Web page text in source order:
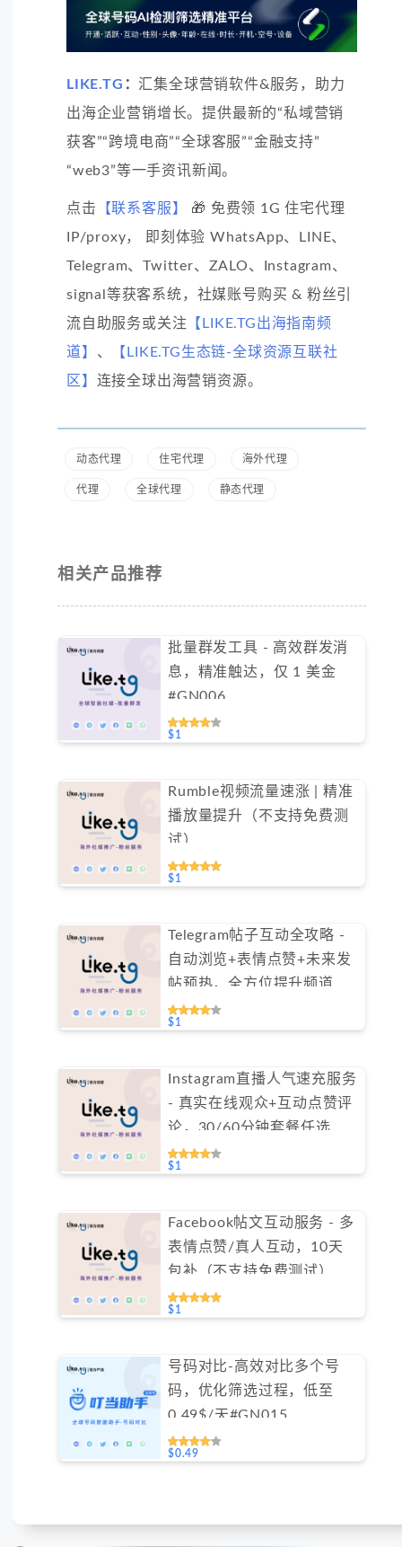
LIKE.TG ： 汇集全球营销软件&服务，助力
出海企业营销增长。提供最新的“私域营销
获客”“跨境电商”“全球客服”“金融支持”
“web3”等一手资讯新闻。
点击 【联系客服】
🎁 免费领 1G 住宅代理
IP/proxy， 即刻体验 WhatsApp、LINE、
Telegram、Twitter、ZALO、Instagram、
signal等获客系统，社媒账号购买 & 粉丝引
流自助服务或关注 【LIKE.TG出海指南频
道】 、
【LIKE.TG生态链-全球资源互联社
区】 连接全球出海营销资源。
动态代理 住宅代理 海外代理
代理 全球代理 静态代理
相关产品推荐
批量群发工具 - 高效群发消
息，精准触达，仅 1 美金
#GN006
$1
Rumble视频流量速涨 | 精准
播放量提升（不支持免费测
试）
$1
Telegram帖子互动全攻略 -
自动浏览+表情点赞+未来发
帖预热，全方位提升频道活
跃度（不支持免费测试）
$1
Instagram直播人气速充服务
- 真实在线观众+互动点赞评
论，30/60分钟套餐任选
（不支持免费测试）
$1
Facebook帖文互动服务 - 多
表情点赞/真人互动，10天
包补（不支持免费测试）
$1
号码对比-高效对比多个号
码，优化筛选过程，低至
0.49$/天#GN015
$0.49